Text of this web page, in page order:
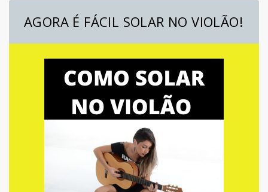
AGORA É FÁCIL SOLAR NO VIOLÃO!